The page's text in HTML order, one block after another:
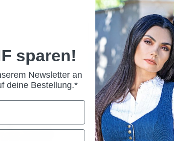
In den Warenkorb
sparen!
Newsletter an
deine Bestellung.*